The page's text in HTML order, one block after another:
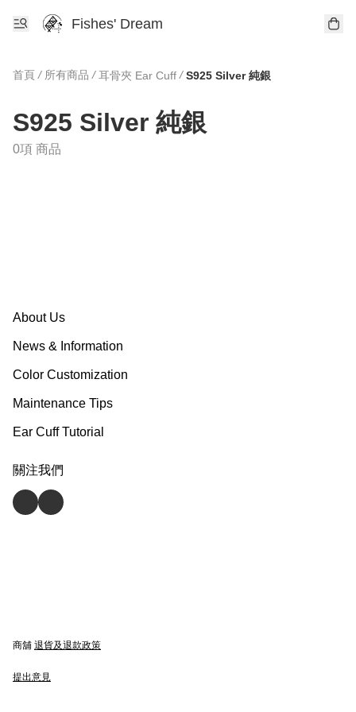
Fishes' Dream
首頁 / 所有商品 / 耳骨夾 Ear Cuff / S925 Silver 純銀
S925 Silver 純銀
0項 商品
About Us
News & Information
Color Customization
Maintenance Tips
Ear Cuff Tutorial
關注我們
商舖 退貨及退款政策
提出意見